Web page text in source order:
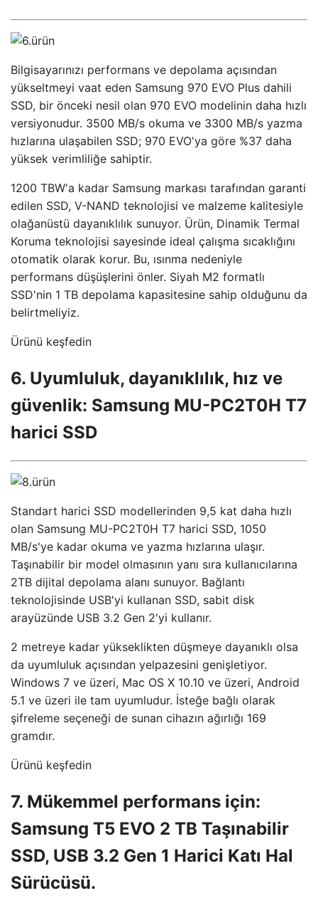
Bilgisayarınızı performans ve depolama açısından
yükseltmeyi vaat eden Samsung 970 EVO Plus dahili
SSD, bir önceki nesil olan 970 EVO modelinin daha hızlı
versiyonudur. 3500 MB/s okuma ve 3300 MB/s yazma
hızlarına ulaşabilen SSD; 970 EVO'ya göre %37 daha
yüksek verimliliğe sahiptir.
1200 TBW'a kadar Samsung markası tarafından garanti
edilen SSD, V-NAND teknolojisi ve malzeme kalitesiyle
olağanüstü dayanıklılık sunuyor. Ürün, Dinamik Termal
Koruma teknolojisi sayesinde ideal çalışma sıcaklığını
otomatik olarak korur. Bu, ısınma nedeniyle
performans düşüşlerini önler. Siyah M2 formatlı
SSD'nin 1 TB depolama kapasitesine sahip olduğunu da
belirtmeliyiz.
Ürünü keşfedin
6. Uyumluluk, dayanıklılık, hız ve
güvenlik: Samsung MU-PC2T0H T7
harici SSD
Standart harici SSD modellerinden 9,5 kat daha hızlı
olan Samsung MU-PC2T0H T7 harici SSD, 1050
MB/s'ye kadar okuma ve yazma hızlarına ulaşır.
Taşınabilir bir model olmasının yanı sıra kullanıcılarına
2TB dijital depolama alanı sunuyor. Bağlantı
teknolojisinde USB'yi kullanan SSD, sabit disk
arayüzünde USB 3.2 Gen 2'yi kullanır.
2 metreye kadar yükseklikten düşmeye dayanıklı olsa
da uyumluluk açısından yelpazesini genişletiyor.
Windows 7 ve üzeri, Mac OS X 10.10 ve üzeri, Android
5.1 ve üzeri ile tam uyumludur. İsteğe bağlı olarak
şifreleme seçeneği de sunan cihazın ağırlığı 169
gramdır.
Ürünü keşfedin
7. Mükemmel performans için:
Samsung T5 EVO 2 TB Taşınabilir
SSD, USB 3.2 Gen 1 Harici Katı Hal
Sürücüsü.